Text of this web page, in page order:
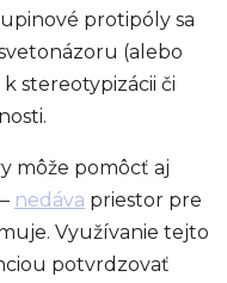
protipóly sa
(alebo
stereotypizácii či
môže pomôcť aj
– nedáva priestor pre
Využívanie tejto
potvrdzovať